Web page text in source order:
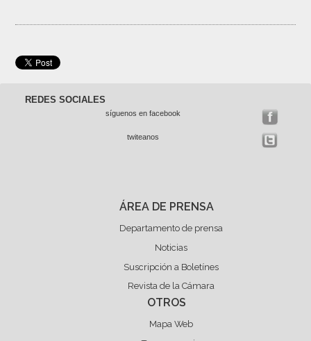
REDES SOCIALES
síguenos en facebook
twiteanos
ÁREA DE PRENSA
Departamento de prensa
Noticias
Suscripción a Boletínes
Revista de la Cámara
OTROS
Mapa Web